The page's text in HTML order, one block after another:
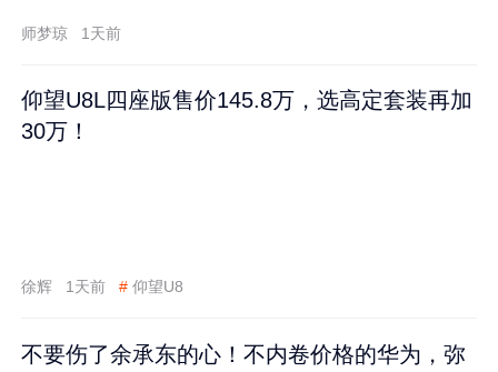
师梦琼 1天前
仰望U8L四座版售价145.8万，选高定套装再加
30万！
徐辉 1天前 # 仰望U8
不要伤了余承东的心！不内卷价格的华为，弥